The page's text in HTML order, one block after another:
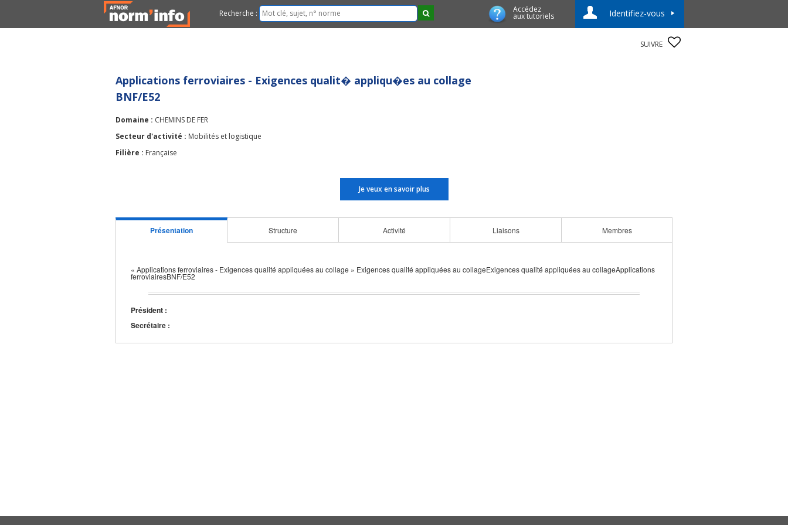
Recherche : Accédez
aux tutoriels Identifiez-vous
SUIVRE
Applications ferroviaires - Exigences qualit� appliqu�es au collage
BNF/E52
Domaine : CHEMINS DE FER
Secteur d'activité : Mobilités et logistique
Filière : Française
Je veux en savoir plus
Présentation Structure Activité Liaisons Membres
« Applications ferroviaires - Exigences qualité appliquées au collage » Exigences qualité appliquées au collageExigences qualité appliquées au collageApplications
ferroviairesBNF/E52
Président :
Secrétaire :